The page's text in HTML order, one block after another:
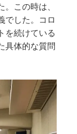
この時は、
でした。コロ
を続けている
具体的な質問